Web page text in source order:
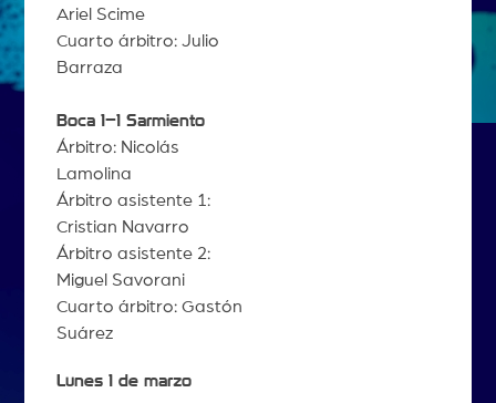
Ariel Scime
Cuarto árbitro: Julio
Barraza
Boca 1–1 Sarmiento
Árbitro: Nicolás
Lamolina
Árbitro asistente 1:
Cristian Navarro
Árbitro asistente 2:
Miguel Savorani
Cuarto árbitro: Gastón
Suárez
Lunes 1 de marzo